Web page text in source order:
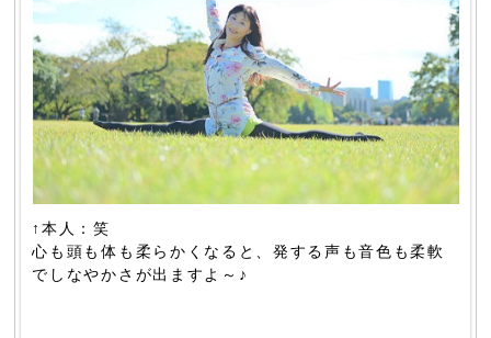
↑本人：笑
心も頭も体も柔らかくなると、発する声も音色も柔軟
でしなやかさが出ますよ～♪